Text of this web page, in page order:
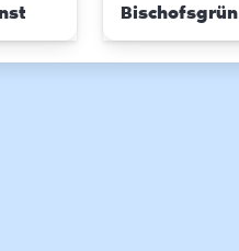
Bischofsgrün